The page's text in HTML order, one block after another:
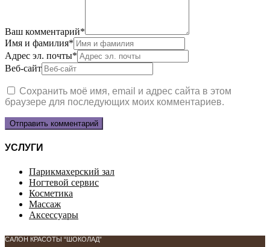
Ваш комментарий*
Имя и фамилия*
Адрес эл. почты*
Веб-сайт
Сохранить моё имя, email и адрес сайта в этом
браузере для последующих моих комментариев.
УСЛУГИ
Парикмахерский зал
Ногтевой сервис
Косметика
Массаж
Аксессуары
САЛОН КРАСОТЫ “ШОКОЛАД”